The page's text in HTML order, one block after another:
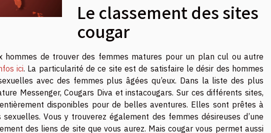
Le classement des sites
cougar
hommes de trouver des femmes matures pour un plan cul ou autre
ici. La particularité de ce site est de satisfaire le désir des hommes
avec des femmes plus âgées qu’eux. Dans la liste des plus
Messenger, Cougars Diva et instacougars. Sur ces différents sites,
disponibles pour de belles aventures. Elles sont prêtes à
Vous y trouverez également des femmes désireuses d’une
des liens de site que vous aurez. Mais cougar vous permet aussi